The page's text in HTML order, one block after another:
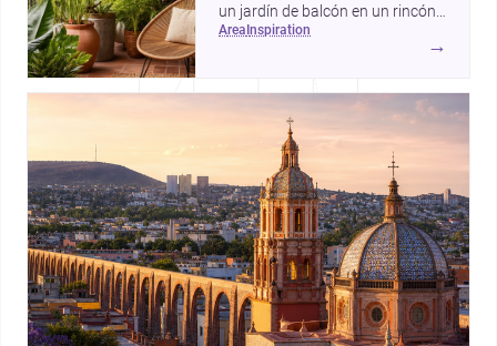
un jardín de balcón en un rincón
tropical con plantas
color y sensación de escape.
area inspiration
→